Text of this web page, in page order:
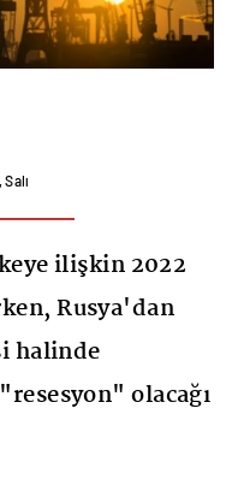
ilişkin 2022
Rusya'dan
halinde
olacağı